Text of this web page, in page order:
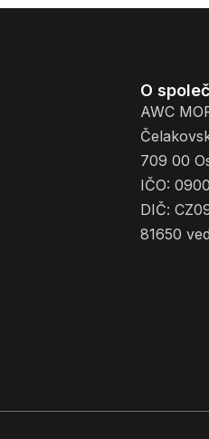
O
AWC
709 00
IČO:
DIČ:
81650